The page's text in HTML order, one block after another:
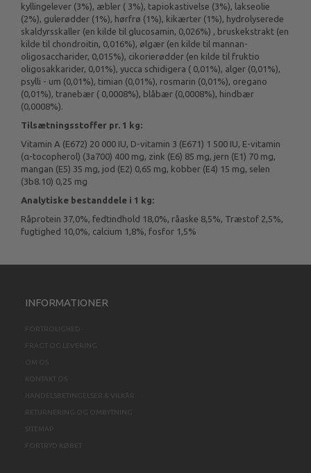
kyllingelever (3%), æbler ( 3%), tapiokastivelse (3%), lakseolie
(2%), gulerødder (1%), hørfrø (1%), kikærter (1%), hydrolyserede
skaldyrsskaller (en kilde til glucosamin, 0,026%) , bruskekstrakt (en
kilde til chondroitin, 0,016%), ølgær (en kilde til mannan-
oligosaccharider, 0,015%), cikorierødder (en kilde til fruktio
oligosakkarider, 0,01%), yucca schidigera ( 0,01%), alger (0,01%),
psylli - um (0,01%), timian (0,01%), rosmarin (0,01%), oregano
(0,01%), tranebær ( 0,0008%), blåbær (0,0008%), hindbær
(0,0008%).
Tilsætningsstoffer pr. 1 kg:
Vitamin A (E672) 20 000 IU, D-vitamin 3 (E671) 1 500 IU, E-vitamin
(α-tocopherol) (3a700) 400 mg, zink (E6) 85 mg, jern (E1) 70 mg,
mangan (E5) 35 mg, jod (E2) 0,65 mg, kobber (E4) 15 mg, selen
(3b8.10) 0,25 mg
Analytiske bestanddele i 1 kg:
Råprotein 37,0%, fedtindhold 18,0%, råaske 8,5%, Træstof 2,5%,
fugtighed 10,0%, calcium 1,8%, fosfor 1,5%
INFORMATIONER
FORTROLIGHED
FRAGT OG LEVERING
OM OS
KONTAKT OS
HANDELSBETINGELSER & VILKÅR
RETURNERING OG OMBYTNING
SITEMAP
FORTRYD KØBET